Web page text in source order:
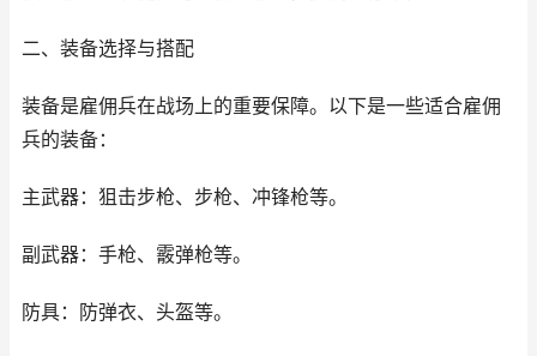
二、装备选择与搭配
装备是雇佣兵在战场上的重要保障。以下是一些适合雇佣
兵的装备：
主武器：狙击步枪、步枪、冲锋枪等。
副武器：手枪、霰弹枪等。
防具：防弹衣、头盔等。